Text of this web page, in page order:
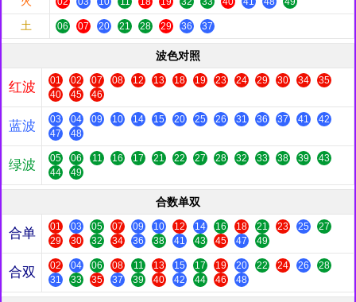
土 06 07 20 21 28 29 36 37
波色对照
红波 01 02 07 08 12 13 18 19 23 24 29 30 34
35
40
45 46
蓝波 03 04 09 10 14 15 20 25 26 31 36 37 41
42
47
48
绿波 05 06 11 16 17 21 22 27 28 32 33 38 39
43
44
49
合数单双
合单 01 03 05 07 09 10 12 14 16 18 21 23 25
27
29
30 32 34 36 38 41 43 45 47 49
合双 02 04 06 08 11 13 15 17 19 20 22 24 26
28
31
33 35 37 39 40 42 44 46 48